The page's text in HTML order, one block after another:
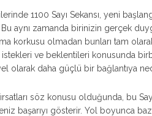
1100 Sayı Sekansı, yeni
aynı zamanda birinizin gerçek
korkusu olmadan bunları tam
ve beklentileri konusunda
olarak daha güçlü bir bağlantıya
söz konusu olduğunda, bu
başarıyı gösterir. Yol boyunca